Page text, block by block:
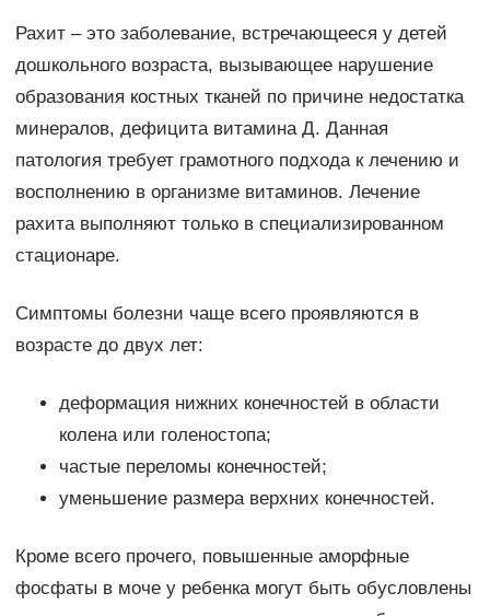
Рахит – это заболевание, встречающееся у детей
дошкольного возраста, вызывающее нарушение
образования костных тканей по причине недостатка
минералов, дефицита витамина Д. Данная
патология требует грамотного подхода к лечению и
восполнению в организме витаминов. Лечение
рахита выполняют только в специализированном
стационаре.
Симптомы болезни чаще всего проявляются в
возрасте до двух лет:
деформация нижних конечностей в области
колена или голеностопа;
частые переломы конечностей;
уменьшение размера верхних конечностей.
Кроме всего прочего, повышенные аморфные
фосфаты в моче у ребенка могут быть обусловлены